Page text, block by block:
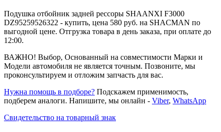
Подушка отбойник задней рессоры SHAANXI F3000
DZ95259526322 - купить, цена 580 руб. на SHACMAN по
выгодной цене. Отгрузка товара в день заказа, при оплате до
12:00.
ВАЖНО! Выбор, Основанный на совместимости Марки и
Модели автомобиля не является точным. Позвоните, мы
проконсультируем и отложим запчасть для вас.
Нужна помощь в подборе? Подскажем применимость,
подберем аналоги. Напишите, мы онлайн - Viber, WhatsApp
Свидетельство на товарный знак